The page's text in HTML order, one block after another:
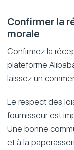
Confirmer la
morale
Confirmez la
plateforme
laissez un
Le respect des
fournisseur est
Une bonne
et à la